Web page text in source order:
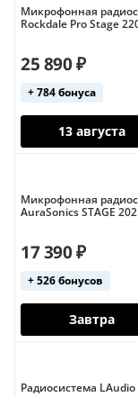
Микрофонная
Rockdale Pro Stage
25 890 ₽
+ 784 бонуса
13
Микрофонная
AuraSonics STAGE
17 390 ₽
+ 526 бонусов
Радиосистема LAudio